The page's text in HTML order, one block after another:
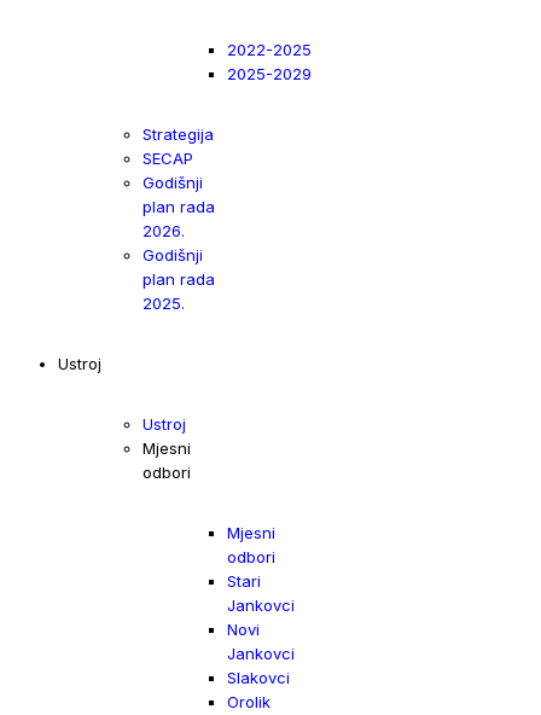
2022-2025
2025-2029
Strategija
SECAP
Godišnji
plan rada
2026.
Godišnji
plan rada
2025.
Ustroj
Ustroj
Mjesni
odbori
Mjesni
odbori
Stari
Jankovci
Novi
Jankovci
Slakovci
Orolik